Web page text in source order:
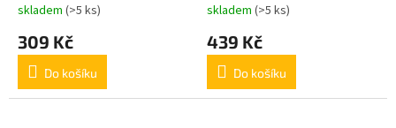
skladem (>5 ks)
309 Kč
Do košíku
skladem (>5 ks)
439 Kč
Do košíku